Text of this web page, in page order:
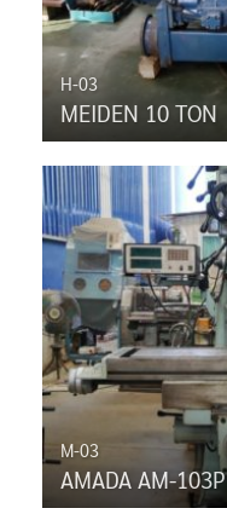
H-03
MEIDEN 10 TON
M-03
AMADA AM-103P